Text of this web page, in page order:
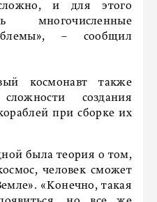
и для этого
многочисленные
– сообщил
космонавт также
создания
при сборке их
была теория о том,
человек сможет
«Конечно, такая